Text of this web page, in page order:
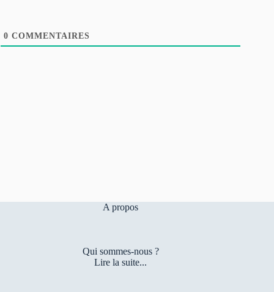
0 COMMENTAIRES
A propos
Qui sommes-nous ?
Lire la suite...